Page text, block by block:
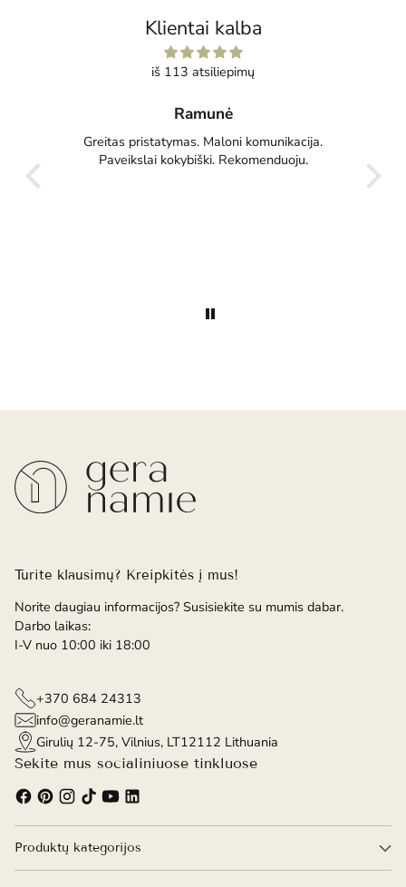
Klientai kalba
iš 113 atsiliepimų
Ramunė
Greitas pristatymas. Maloni komunikacija.
Paveikslai kokybiški. Rekomenduoju.
labai
Turite klausimų? Kreipkitės į mus!
Norite daugiau informacijos? Susisiekite su mumis dabar.
Darbo laikas:
I-V nuo 10:00 iki 18:00
+370 684 24313
info@geranamie.lt
Girulių 12-75, Vilnius, LT12112 Lithuania
Sekite mus socialiniuose tinkluose
Produktų kategorijos